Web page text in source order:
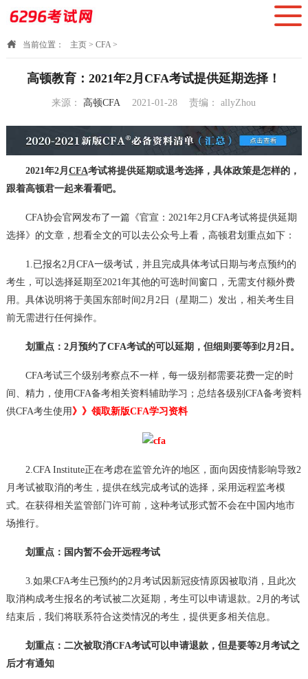
当前位置： 主页> CFA>
高顿教育：2021年2月CFA考试提供延期选择！
来源：高顿CFA
2021-01-28
责编：allyZhou
2021年2月 CFA考试将提供延期或退考选择，具体政策是怎样的，
跟着高顿君一起来看看吧。
CFA协会官网发布了一篇《官宣：2021年2月CFA考试将提供延期
选择》的文章，想看全文的可以去公众号上看，高顿君划重点如下：
1.已报名2月CFA一级考试，并且完成具体考试日期与考点预约的
考生，可以选择延期至2021年其他的可选时间窗口，无需支付额外费
用。具体说明将于美国东部时间2月2日（星期二）发出，相关考生目
前无需进行任何操作。
划重点：2月预约了CFA考试的可以延期，但细则要等到2月2日。
CFA考试三个级别考察点不一样，每一级别都需要花费一定的时
间、精力，使用CFA备考相关资料辅助学习；总结各级别CFA备考资料
供CFA考生使用 》》领取新版CFA学习资料
2.CFA Institute正在考虑在监管允许的地区，面向因疫情影响导致2
月考试被取消的考生，提供在线完成考试的选择，采用远程监考模
式。在获得相关监管部门许可前，这种考试形式暂不会在中国内地市
场推行。
划重点：国内暂不会开远程考试
3.如果CFA考生已预约的2月考试因新冠疫情原因被取消，且此次
取消构成考生报名的考试被二次延期，考生可以申请退款。2月的考试
结束后，我们将联系符合这类情况的考生，提供更多相关信息。
划重点：二次被取消CFA考试可以申请退款，但是要等2月考试之
后才有通知